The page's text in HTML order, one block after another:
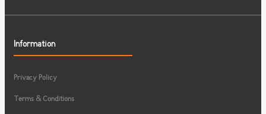
Information
Privacy Policy
Terms & Conditions